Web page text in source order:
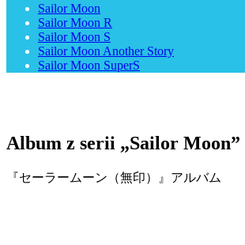
Sailor Moon
Sailor Moon R
Sailor Moon S
Sailor Moon Another Story
Sailor Moon SuperS
Album z serii „Sailor Moon”
『セーラームーン（無印）』アルバム